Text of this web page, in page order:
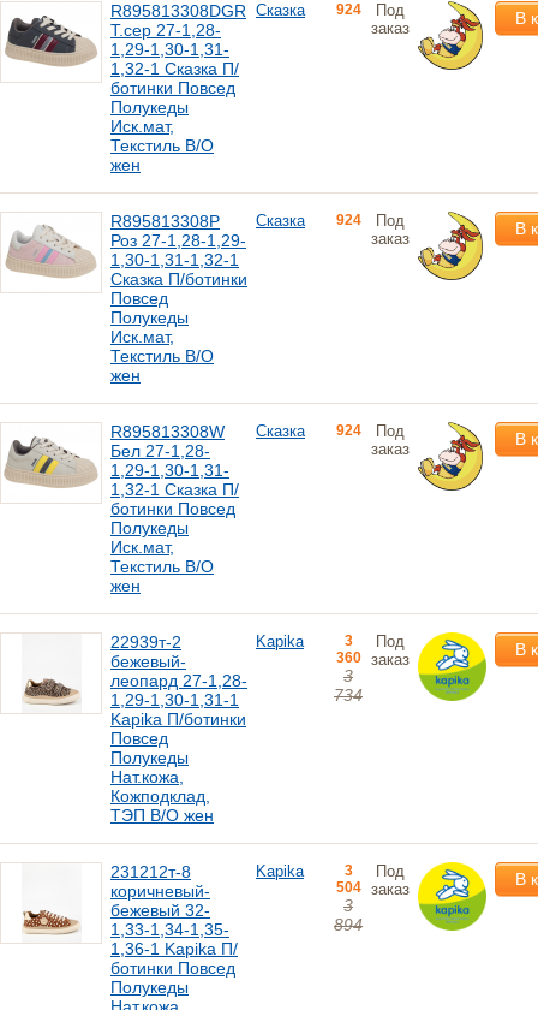
R895813308DGR
Т.сер 27-1,28-
1,29-1,30-1,31-
1,32-1 Сказка П/
ботинки Повсед
Полукеды
Иск.мат,
Текстиль В/О
жен
Сказка 924
Под
заказ
В
R895813308P
Роз 27-1,28-1,29-
1,30-1,31-1,32-1
Сказка П/ботинки
Повсед
Полукеды
Иск.мат,
Текстиль В/О
жен
Сказка 924
Под
заказ
В
R895813308W
Бел 27-1,28-
1,29-1,30-1,31-
1,32-1 Сказка П/
ботинки Повсед
Полукеды
Иск.мат,
Текстиль В/О
жен
Сказка 924
Под
заказ
В
22939т-2
бежевый-
леопард 27-1,28-
1,29-1,30-1,31-1
Kapika П/ботинки
Повсед
Полукеды
Нат.кожа,
Кожподклад,
ТЭП В/О жен
Kapika
3
360
3
734
Под
заказ
В
231212т-8
коричневый-
бежевый 32-
1,33-1,34-1,35-
1,36-1 Kapika П/
ботинки Повсед
Полукеды
Kapika
3
504
3
894
Под
заказ
В